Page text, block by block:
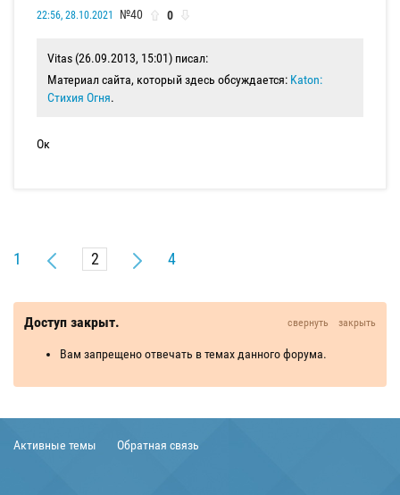
22:56, 28.10.2021 №40 0
Vitas (26.09.2013, 15:01) писал:
Материал сайта, который здесь обсуждается: Katon:
Стихия Огня.
Ок
1 4
Доступ закрыт. свернуть закрыть
Вам запрещено отвечать в темах данного форума.
Активные темы Обратная связь